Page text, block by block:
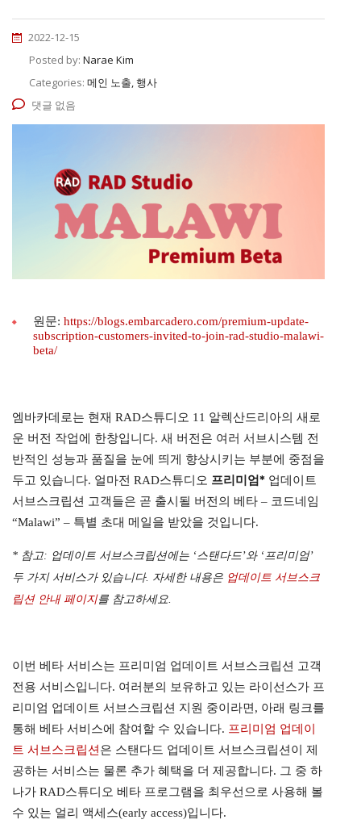
2022-12-15
Posted by: Narae Kim
Categories: 메인 노출, 행사
댓글 없음
원문: https://blogs.embarcadero.com/premium-update-
subscription-customers-invited-to-join-rad-studio-malawi-
beta/
엠바카데로는 현재 RAD스튜디오 11 알렉산드리아의 새로
운 버전 작업에 한창입니다. 새 버전은 여러 서브시스템 전
반적인 성능과 품질을 눈에 띄게 향상시키는 부분에 중점을
두고 있습니다. 얼마전 RAD스튜디오 프리미엄* 업데이트
서브스크립션 고객들은 곧 출시될 버전의 베타 – 코드네임
“Malawi” – 특별 초대 메일을 받았을 것입니다.
* 참고: 업데이트 서브스크립션에는 ‘스탠다드’와 ‘프리미엄’
두 가지 서비스가 있습니다. 자세한 내용은 업데이트 서브스크
립션 안내 페이지를 참고하세요.
이번 베타 서비스는 프리미엄 업데이트 서브스크립션 고객
전용 서비스입니다. 여러분의 보유하고 있는 라이선스가 프
리미엄 업데이트 서브스크립션 지원 중이라면, 아래 링크를
통해 베타 서비스에 참여할 수 있습니다. 프리미엄 업데이
트 서브스크립션은 스탠다드 업데이트 서브스크립션이 제
공하는 서비스는 물론 추가 혜택을 더 제공합니다. 그 중 하
나가 RAD스튜디오 베타 프로그램을 최우선으로 사용해 볼
수 있는 얼리 액세스(early access)입니다.